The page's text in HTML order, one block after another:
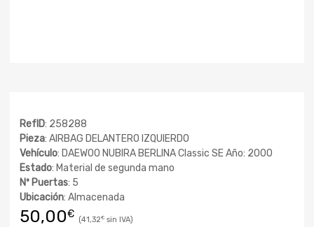
RefID: 258288
Pieza: AIRBAG DELANTERO IZQUIERDO
Vehículo: DAEWOO NUBIRA BERLINA Classic SE Año: 2000
Estado: Material de segunda mano
Nº Puertas: 5
Ubicación: Almacenada
50,00€ 41,32€